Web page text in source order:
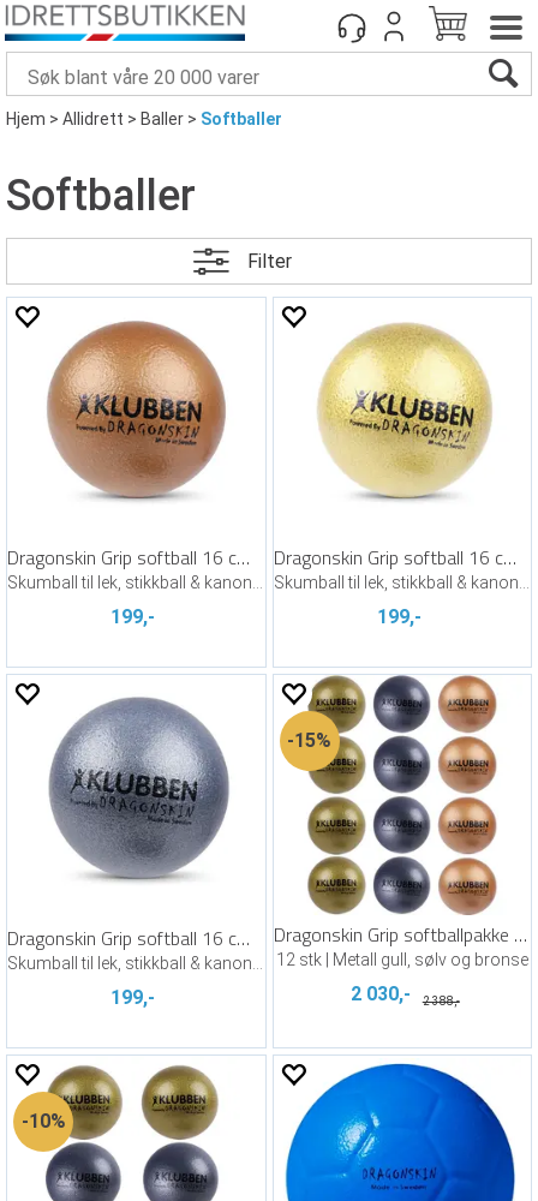
Hjem>Allidrett>Baller>Softballer
Softballer
Filter
Dragonskin Grip softball 16 cm | Bronse
199,-
Dragonskin Grip softball 16 cm | Gull
199,-
Dragonskin Grip softball 16 cm | Sølv
199,-
15%
Dragonskin Grip softballpakke 16 cm
12 stk | Metall gull, sølv og bronse
2 030,- 2 388,-
10%